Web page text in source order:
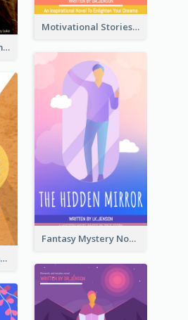
Motivational Stories Of Artemis Book Cover
Missing Person Crime Novel Book Cover
Fantasy Mystery Novel Book Cover
Mystery Shadow Book Cover